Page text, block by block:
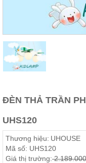
Bàn
Thất
Ngủ
Giường
ngủ, tủ
áo, bàn
điểm
ĐÈN THẢ TRẦN
UHS120
Thương hiệu: UHOUSE
Mã số: UHS120
Giá thị trường: